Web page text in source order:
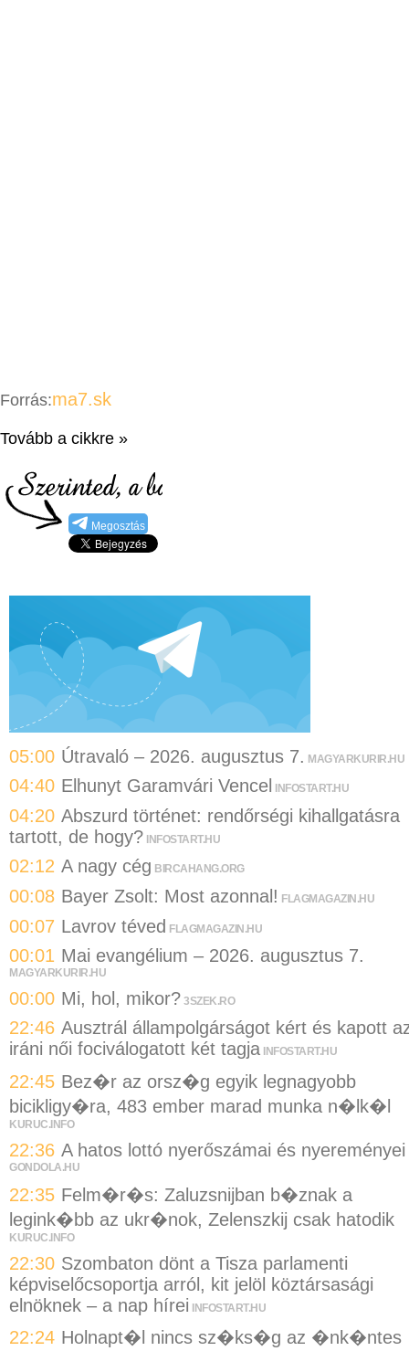
Forrás:ma7.sk
Tovább a cikkre »
Megosztás
05:00 Útravaló – 2026. augusztus 7. MAGYARKURIR.HU
04:40 Elhunyt Garamvári Vencel INFOSTART.HU
04:20 Abszurd történet: rendőrségi kihallgatásra
tartott, de hogy? INFOSTART.HU
02:12 A nagy cég BIRCAHANG.ORG
00:08 Bayer Zsolt: Most azonnal! FLAGMAGAZIN.HU
00:07 Lavrov téved FLAGMAGAZIN.HU
00:01 Mai evangélium – 2026. augusztus 7.
MAGYARKURIR.HU
00:00 Mi, hol, mikor? 3SZEK.RO
22:46 Ausztrál állampolgárságot kért és kapott
iráni női fociválogatott két tagja INFOSTART.HU
22:45 Bez�r az orsz�g egyik legnagyobb
bicikligy�ra, 483 ember marad munka n�lk�l
KURUC.INFO
22:36 A hatos lottó nyerőszámai és nyereményei
GONDOLA.HU
22:35 Felm�r�s: Zaluzsnijban b�znak a
legink�bb az ukr�nok, Zelenszkij csak hatodik
KURUC.INFO
22:30 Szombaton dönt a Tisza parlamenti
képviselőcsoportja arról, kit jelöl köztársasági
elnöknek – a nap hírei INFOSTART.HU
22:24 Holnapt�l nincs sz�ks�g az �nk�ntes